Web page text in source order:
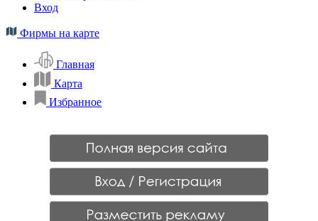
Вход
Фирмы на карте
Главная
Карта
Избранное